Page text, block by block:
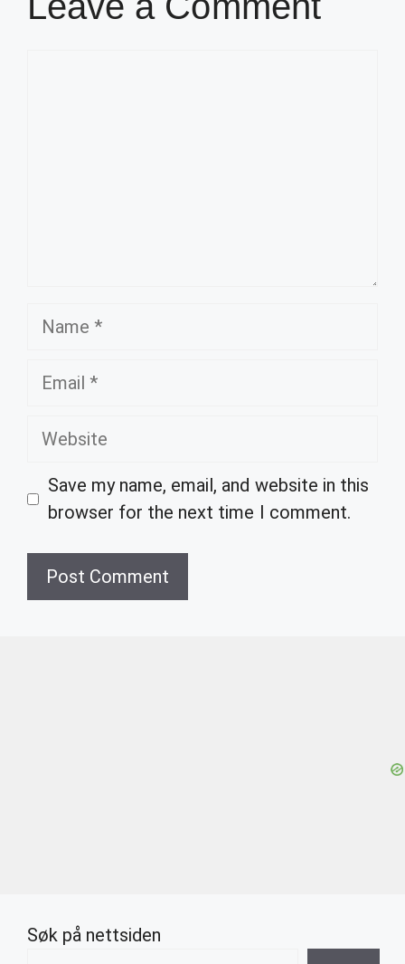
Name
Email
Website
Save my name, email, and website in this
browser for the next time I comment.
Søk på nettsiden